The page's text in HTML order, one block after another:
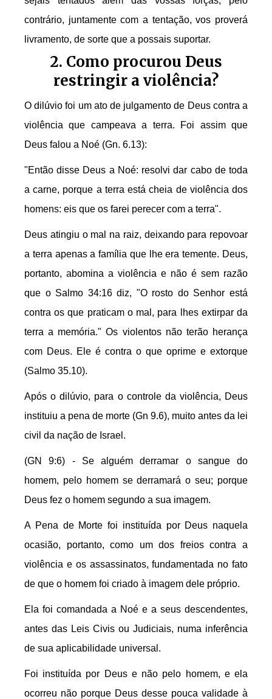
contrário, juntamente com a tentação, vos proverá
livramento, de sorte que a possais suportar.
2. Como procurou Deus
restringir a violência?
O dilúvio foi um ato de julgamento de Deus contra a
violência que campeava a terra. Foi assim que
Deus falou a Noé (Gn. 6.13):
"Então disse Deus a Noé: resolvi dar cabo de toda
a carne, porque a terra está cheia de violência dos
homens: eis que os farei perecer com a terra".
Deus atingiu o mal na raiz, deixando para repovoar
a terra apenas a família que lhe era temente. Deus,
portanto, abomina a violência e não é sem razão
que o Salmo 34:16 diz, "O rosto do Senhor está
contra os que praticam o mal, para lhes extirpar da
terra a memória." Os violentos não terão herança
com Deus. Ele é contra o que oprime e extorque
(Salmo 35.10).
Após o dilúvio, para o controle da violência, Deus
instituiu a pena de morte (Gn 9.6), muito antes da lei
civil da nação de Israel.
(GN 9:6) - Se alguém derramar o sangue do
homem, pelo homem se derramará o seu; porque
Deus fez o homem segundo a sua imagem.
A Pena de Morte foi instituída por Deus naquela
ocasião, portanto, como um dos freios contra a
violência e os assassinatos, fundamentada no fato
de que o homem foi criado à imagem dele próprio.
Ela foi comandada a Noé e a seus descendentes,
antes das Leis Civis ou Judiciais, numa inferência
de sua aplicabilidade universal.
Foi instituída por Deus e não pelo homem, e ela
ocorreu não porque Deus desse pouca validade à